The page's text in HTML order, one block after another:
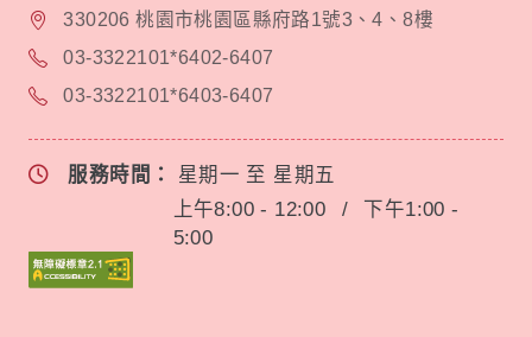
330206 桃園市桃園區縣府路1號3、4、8樓
03-3322101*6402-6407
03-3322101*6403-6407
服務時間： 星期一 至 星期五
上午8:00 - 12:00
/
下午1:00 -
5:00